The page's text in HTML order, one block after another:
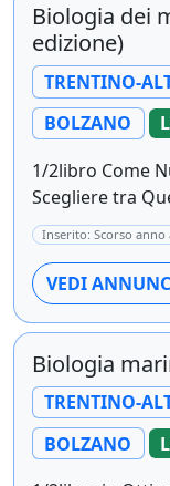
Biologia dei
edizione)
TRENTINO-
BOLZANO
1/2libro Come
Scegliere tra
Inserito: Scorso anno
VEDI
Biologia
TRENTINO-
BOLZANO